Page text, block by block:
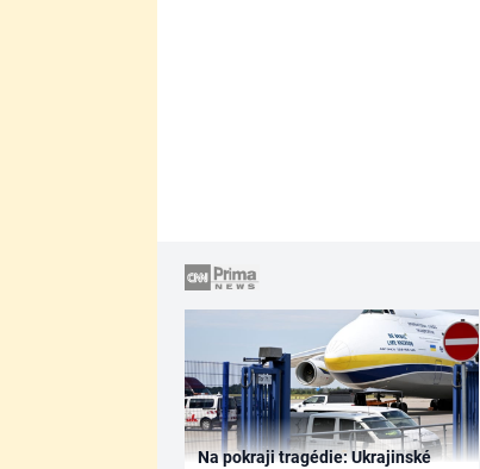
Na pokraji tragédie: Ukrajinské